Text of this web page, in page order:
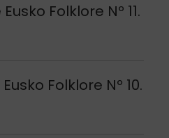
Folklore Nº 11.
Folklore Nº 10.